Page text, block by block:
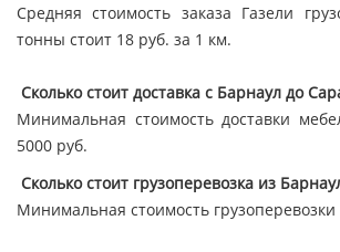
Средняя стоимость заказа Газели
тонны стоит 18 руб. за 1 км.
Сколько стоит доставка с Барнаул до
Минимальная стоимость доставки
5000 руб.
Сколько стоит грузоперевозка из
Минимальная стоимость грузоперевозки